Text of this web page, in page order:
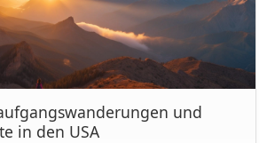
und
in den USA